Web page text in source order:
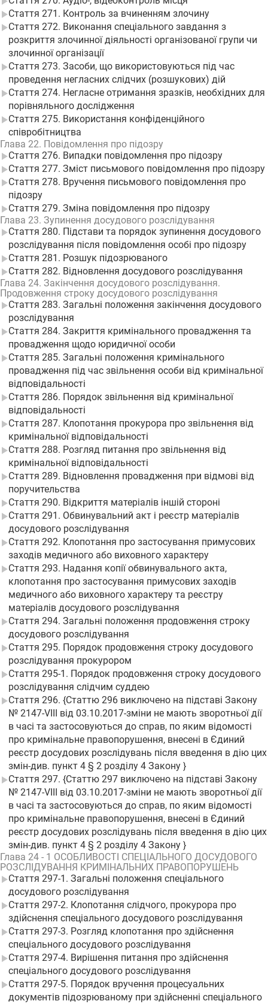
Стаття 271. Контроль за вчиненням злочину
Стаття 272. Виконання спеціального завдання з
розкриття злочинної діяльності організованої групи чи
злочинної організації
Стаття 273. Засоби, що використовуються під час
проведення негласних слідчих (розшукових) дій
Стаття 274. Негласне отримання зразків, необхідних для
порівняльного дослідження
Стаття 275. Використання конфіденційного
співробітництва
Глава 22. Повідомлення про підозру
Стаття 276. Випадки повідомлення про підозру
Стаття 277. Зміст письмового повідомлення про підозру
Стаття 278. Вручення письмового повідомлення про
підозру
Стаття 279. Зміна повідомлення про підозру
Глава 23. Зупинення досудового розслідування
Стаття 280. Підстави та порядок зупинення досудового
розслідування після повідомлення особі про підозру
Стаття 281. Розшук підозрюваного
Стаття 282. Відновлення досудового розслідування
Глава 24. Закінчення досудового розслідування.
Продовження строку досудового розслідування
Стаття 283. Загальні положення закінчення досудового
розслідування
Стаття 284. Закриття кримінального провадження та
провадження щодо юридичної особи
Стаття 285. Загальні положення кримінального
провадження під час звільнення особи від кримінальної
відповідальності
Стаття 286. Порядок звільнення від кримінальної
відповідальності
Стаття 287. Клопотання прокурора про звільнення від
кримінальної відповідальності
Стаття 288. Розгляд питання про звільнення від
кримінальної відповідальності
Стаття 289. Відновлення провадження при відмові від
поручительства
Стаття 290. Відкриття матеріалів іншій стороні
Стаття 291. Обвинувальний акт і реєстр матеріалів
досудового розслідування
Стаття 292. Клопотання про застосування примусових
заходів медичного або виховного характеру
Стаття 293. Надання копії обвинувального акта,
клопотання про застосування примусових заходів
медичного або виховного характеру та реєстру
матеріалів досудового розслідування
Стаття 294. Загальні положення продовження строку
досудового розслідування
Стаття 295. Порядок продовження строку досудового
розслідування прокурором
Стаття 295-1. Порядок продовження строку досудового
розслідування слідчим суддею
Стаття 296. {Статтю 296 виключено на підставі Закону
№ 2147-VIII від 03.10.2017-зміни не мають зворотньої дії
в часі та застосовуються до справ, по яким відомості
про кримінальне правопорушення, внесені в Єдиний
реєстр досудових розслідувань після введення в дію цих
змін-див. пункт 4 § 2 розділу 4 Закону }
Стаття 297. {Статтю 297 виключено на підставі Закону
№ 2147-VIII від 03.10.2017-зміни не мають зворотньої дії
в часі та застосовуються до справ, по яким відомості
про кримінальне правопорушення, внесені в Єдиний
реєстр досудових розслідувань після введення в дію цих
змін-див. пункт 4 § 2 розділу 4 Закону }
Глава 24 - 1 ОСОБЛИВОСТІ СПЕЦІАЛЬНОГО ДОСУДОВОГО
РОЗСЛІДУВАННЯ КРИМІНАЛЬНИХ ПРАВОПОРУШЕНЬ
Стаття 297-1. Загальні положення спеціального
досудового розслідування
Стаття 297-2. Клопотання слідчого, прокурора про
здійснення спеціального досудового розслідування
Стаття 297-3. Розгляд клопотання про здійснення
спеціального досудового розслідування
Стаття 297-4. Вирішення питання про здійснення
спеціального досудового розслідування
Стаття 297-5. Порядок вручення процесуальних
документів підозрюваному при здійсненні спеціального